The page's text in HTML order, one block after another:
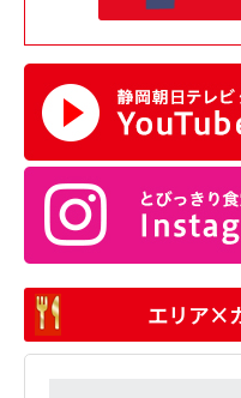
エリア×